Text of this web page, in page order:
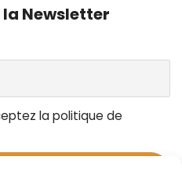
Newsletter
la politique de